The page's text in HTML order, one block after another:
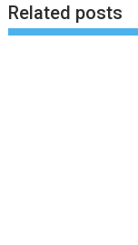
Related posts